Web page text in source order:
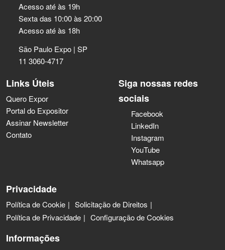
Acesso até às 19h
Sexta das 10:00 às 20:00
Acesso até às 18h
São Paulo Expo | SP
11 3060-4717
Links Úteis
Quero Expor
Portal do Expositor
Assinar Newsletter
Contato
Siga nossas redes
sociais
Facebook
LinkedIn
Instagram
YouTube
Whatsapp
Privacidade
Política de Cookie
Solicitação de Direitos
Política de Privacidade
Configuração de Cookies
Informações